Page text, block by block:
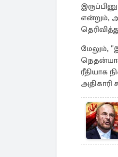
என்றும்,
மேலும்,
ரீதியாக
அதிகாரி